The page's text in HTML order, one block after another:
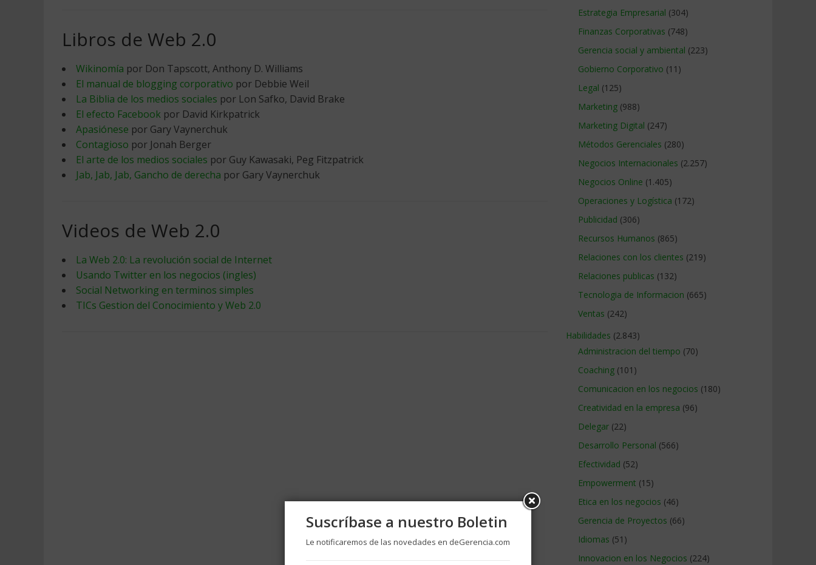
Libros de Web 2.0
Wikinomía por Don Tapscott, Anthony D. Williams
El manual de blogging corporativo por Debbie Weil
La Biblia de los medios sociales por Lon Safko, David Brake
El efecto Facebook por David Kirkpatrick
Apasiónese por Gary Vaynerchuk
Contagioso por Jonah Berger
El arte de los medios sociales por Guy Kawasaki, Peg Fitzpatrick
Jab, Jab, Jab, Gancho de derecha por Gary Vaynerchuk
Videos de Web 2.0
La Web 2.0: La revolución social de Internet
Usando Twitter en los negocios (ingles)
Social Networking en terminos simples
TICs Gestion del Conocimiento y Web 2.0
Estrategia Empresarial (304)
Finanzas Corporativas (748)
Gerencia social y ambiental (223)
Gobierno Corporativo (11)
Legal (125)
Marketing (988)
Marketing Digital (247)
Métodos Gerenciales (280)
Negocios Internacionales (2.257)
Negocios Online (1.405)
Operaciones y Logística (172)
Publicidad (306)
Recursos Humanos (865)
Relaciones con los clientes (219)
Relaciones publicas (132)
Tecnologia de Informacion (665)
Ventas (242)
Habilidades (2.843)
Administracion del tiempo (70)
Coaching (101)
Comunicacion en los negocios (180)
Creatividad en la empresa (96)
Delegar (22)
Desarrollo Personal (566)
Efectividad (52)
Empowerment (15)
Etica en los negocios (46)
Gerencia de Proyectos (66)
Idiomas (51)
Innovacion en los Negocios (224)
Suscríbase a nuestro Boletin
Le notificaremos de las novedades en deGerencia.com